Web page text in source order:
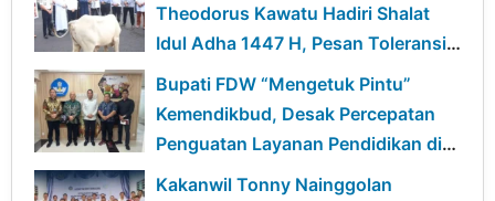
Theodorus Kawatu Hadiri Shalat
Idul Adha 1447 H, Pesan Toleransi
dan Kebersamaan Menggema
Bupati FDW “Mengetuk Pintu”
Kemendikbud, Desak Percepatan
Penguatan Layanan Pendidikan di
Minsel
Kakanwil Tonny Nainggolan